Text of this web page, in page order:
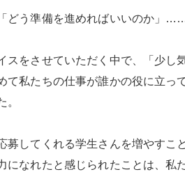
どう準備を進めればいいのか」……
スをさせていただく中で、「少し
て私たちの仕事が誰かの役に立っ
。
してくれる学生さんを増やすこ
になれたと感じられたことは、私